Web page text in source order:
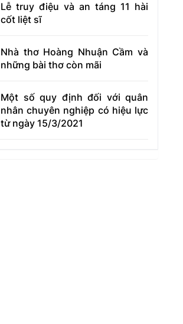
Lễ truy điệu và an táng 11 hài
cốt liệt sĩ
Nhà thơ Hoàng Nhuận Cầm và
những bài thơ còn mãi
Một số quy định đối với quân
nhân chuyên nghiệp có hiệu lực
từ ngày 15/3/2021